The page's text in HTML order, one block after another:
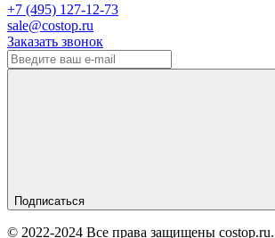
‎+7 (495) 127-12-73
sale@costop.ru
Заказать звонок
Подписаться
© 2022-2024 Все права защищены costop.ru.